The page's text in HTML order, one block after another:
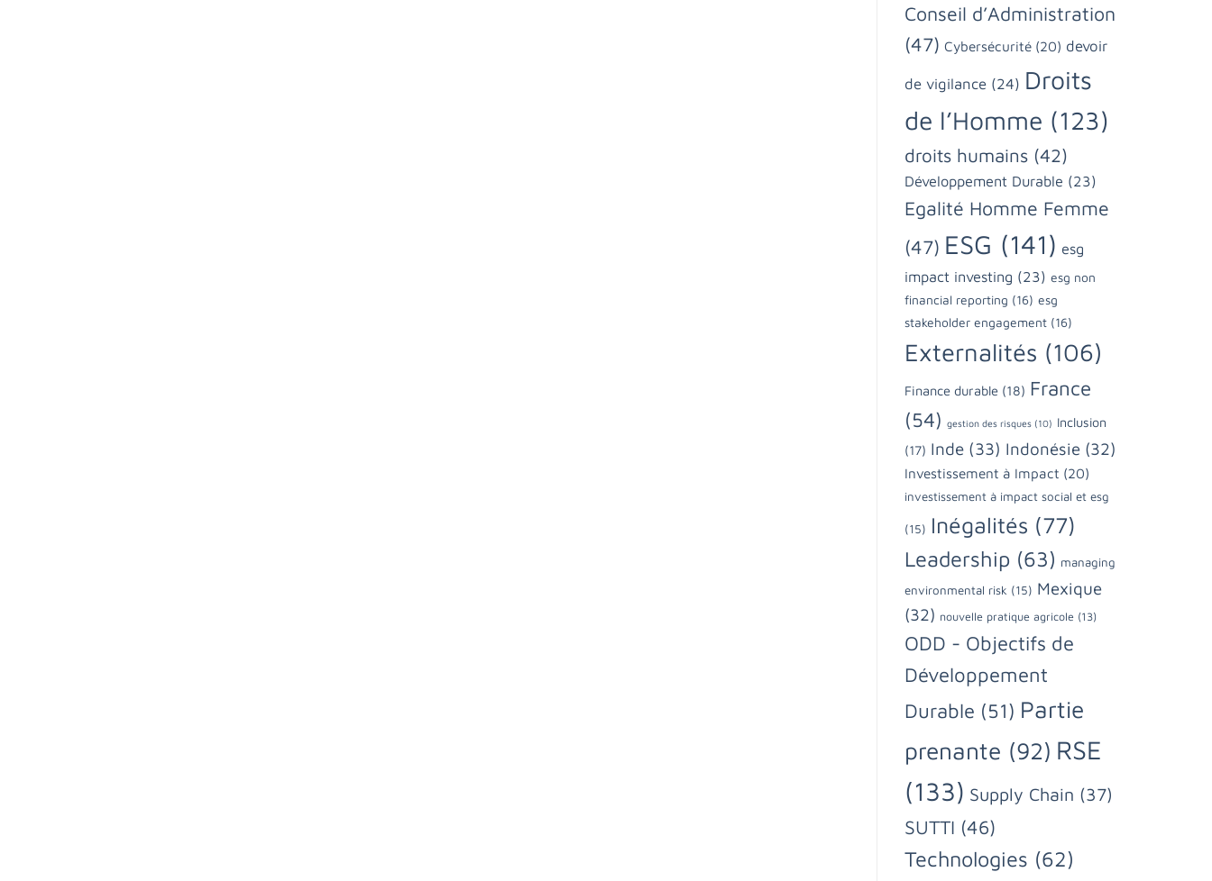
Conseil d’Administration
(47) Cybersécurité (20) devoir
de vigilance (24) Droits
de l’Homme (123)
droits humains (42)
Développement Durable (23)
Egalité Homme Femme
(47) ESG (141) esg
impact investing (23) esg non
financial reporting (16) esg
stakeholder engagement (16)
Externalités (106)
Finance durable (18) France
(54) gestion des risques (10) Inclusion
(17) Inde (33) Indonésie (32)
Investissement à Impact (20)
investissement à impact social et esg
(15) Inégalités (77)
Leadership (63) managing
environmental risk (15) Mexique
(32) nouvelle pratique agricole (13)
ODD - Objectifs de
Développement
Durable (51) Partie
prenante (92) RSE
(133) Supply Chain (37)
SUTTI (46)
Technologies (62)